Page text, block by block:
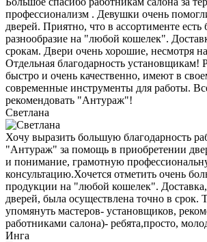
профессионализм . Девушки очень
дверей. Приятно, что в ассортименте есть
разнообразие на "любой кошелек".
срокам. Двери очень хорошие, несмотря
Отдельная благодарность установщикам!
быстро и очень качественно, имеют в
современные инструменты для работы.
рекомендовать "Антураж"!
Светлана
Хочу выразить большую благодарность
"Антураж" за помощь в приобретении
и понимание, грамотную
консультацию.Хочется отметить очень
продукции на "любой кошелек".
дверей, была осуществлена точно в срок.
упомянуть мастеров- установщиков,
работниками салона)- ребята,просто,
Инга